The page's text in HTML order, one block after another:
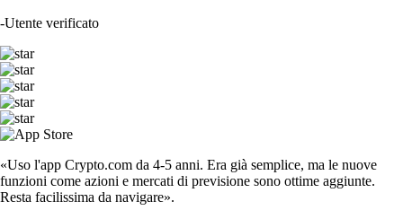
-Utente verificato
«Uso l'app Crypto.com da 4-5 anni. Era già semplice, ma le nuove
funzioni come azioni e mercati di previsione sono ottime aggiunte.
Resta facilissima da navigare».